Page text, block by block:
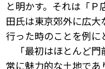
と明かす。それは「
田氏は東京郊外に広
行った時のことを例に
「最初はほとんど門
常に魅力的な土地であ